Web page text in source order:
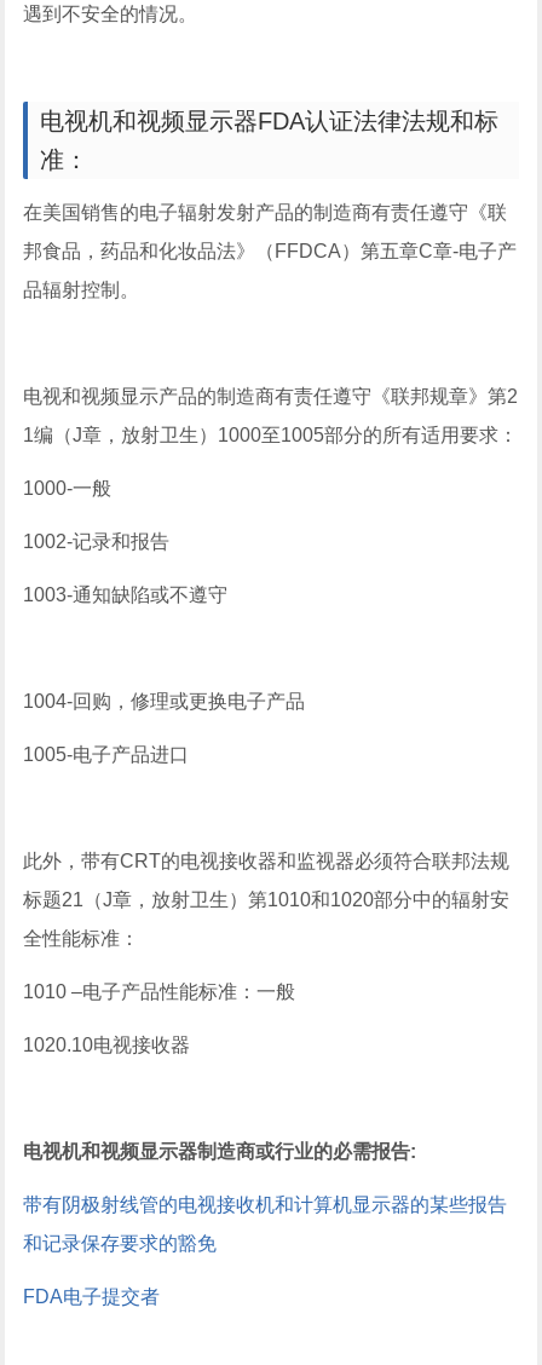
遇到不安全的情况。
电视机和视频显示器FDA认证法律法规和标
准：
在美国销售的电子辐射发射产品的制造商有责任遵守《联
邦食品，药品和化妆品法》（FFDCA）第五章C章-电子产
品辐射控制。
电视和视频显示产品的制造商有责任遵守《联邦规章》第2
1编（J章，放射卫生）1000至1005部分的所有适用要求：
1000-一般
1002-记录和报告
1003-通知缺陷或不遵守
1004-回购，修理或更换电子产品
1005-电子产品进口
此外，带有CRT的电视接收器和监视器必须符合联邦法规
标题21（J章，放射卫生）第1010和1020部分中的辐射安
全性能标准：
1010 –电子产品性能标准：一般
1020.10电视接收器
电视机和视频显示器制造商或行业的必需报告:
带有阴极射线管的电视接收机和计算机显示器的某些报告
和记录保存要求的豁免
FDA电子提交者